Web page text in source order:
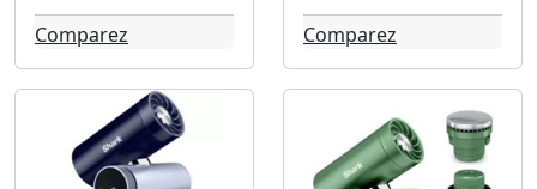
Comparez Comparez